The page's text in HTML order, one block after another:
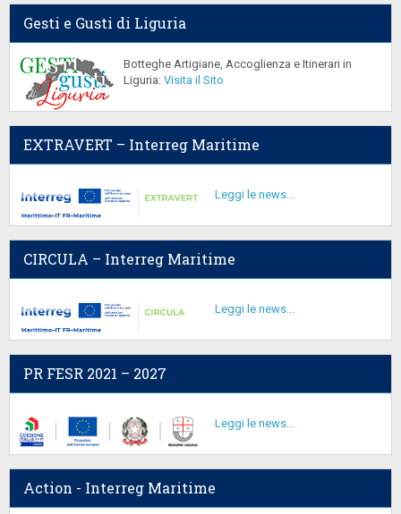
Gesti e Gusti di Liguria
Botteghe Artigiane, Accoglienza e Itinerari in
Liguria: Visita il Sito
EXTRAVERT – Interreg Maritime
Leggi le news...
CIRCULA – Interreg Maritime
Leggi le news...
PR FESR 2021 – 2027
Leggi le news...
Action - Interreg Maritime